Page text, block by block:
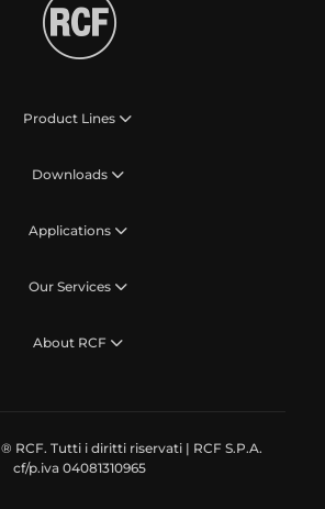
Product Lines
Downloads
Applications
Our Services
About RCF
RCF. Tutti i diritti riservati | RCF S.P.A.
cf/p.iva 04081310965